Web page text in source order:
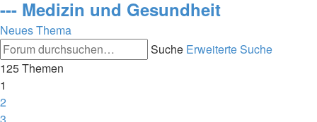
--- Medizin und Gesundheit
Neues Thema
Suche Erweiterte Suche
125 Themen
1
2